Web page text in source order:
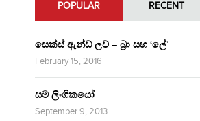
POPULAR RECENT
සෙක්ස් ඇන්ඩ් ලව් – බ්‍රා සහ ‘ලේ’
February 15, 2016
සම ලිංගිකයෝ
September 9, 2013